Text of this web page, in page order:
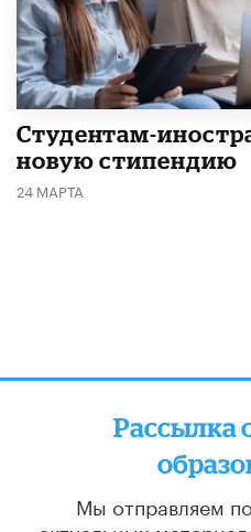
Студентам-
новую стипендию
24 МАРТА
Рассылка
Мы отправляем